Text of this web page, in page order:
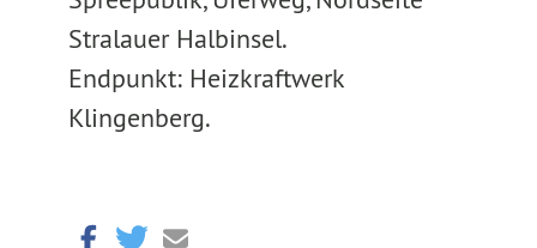
Stralauer Halbinsel.
Endpunkt: Heizkraftwerk
Klingenberg.